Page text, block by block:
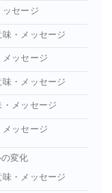
ッセージ
・メッセージ
ッセージ
・メッセージ
メッセージ
ッセージ
変化
・メッセージ